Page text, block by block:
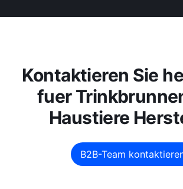
Kontaktieren Sie
fuer
Haustiere
B2B-Team